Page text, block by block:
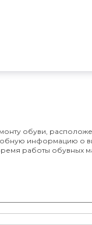
обуви,
информацию о
работы обувных